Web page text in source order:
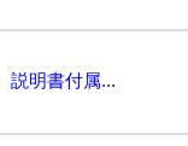
明書付属...